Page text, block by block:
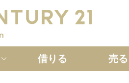
借りる 売る